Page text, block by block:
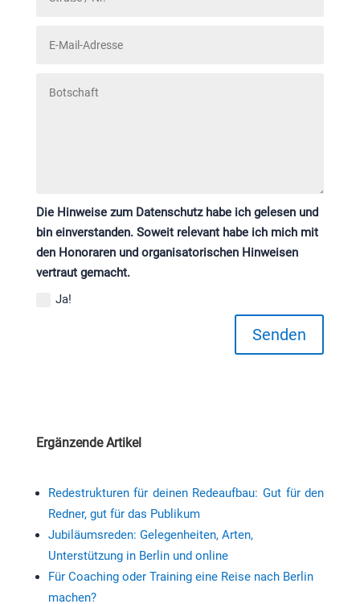
Die Hinweise zum Datenschutz habe ich gelesen und
bin einverstanden. Soweit relevant habe ich mich mit
den Honoraren und organisatorischen Hinweisen
vertraut gemacht.
Ja!
Senden
Ergänzende Artikel
Redestrukturen für deinen Redeaufbau: Gut für den
Redner, gut für das Publikum
Jubiläumsreden: Gelegenheiten, Arten,
Unterstützung in Berlin und online
Für Coaching oder Training eine Reise nach Berlin
machen?